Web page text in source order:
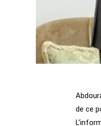
de ce